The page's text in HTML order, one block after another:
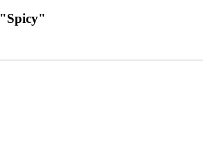
"Spicy"